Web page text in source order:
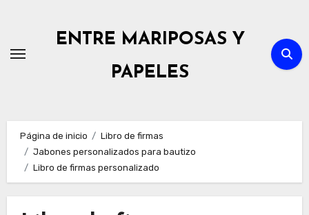
contenido
ENTRE MARIPOSAS Y
PAPELES
Página de inicio
Libro de firmas
Jabones personalizados para bautizo
Libro de firmas personalizado